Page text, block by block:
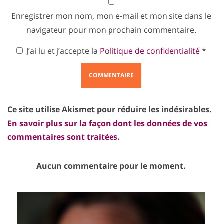
Enregistrer mon nom, mon e-mail et mon site dans le
navigateur pour mon prochain commentaire.
J’ai lu et j’accepte la Politique de confidentialité*
Ce site utilise Akismet pour réduire les indésirables.
En savoir plus sur la façon dont les données de vos
commentaires sont traitées.
Aucun commentaire pour le moment.